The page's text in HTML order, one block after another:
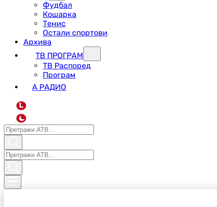
Фудбал
Кошарка
Тенис
Остали спортови
Архива
ТВ ПРОГРАМ
ТВ Распоред
Програм
А РАДИО
L